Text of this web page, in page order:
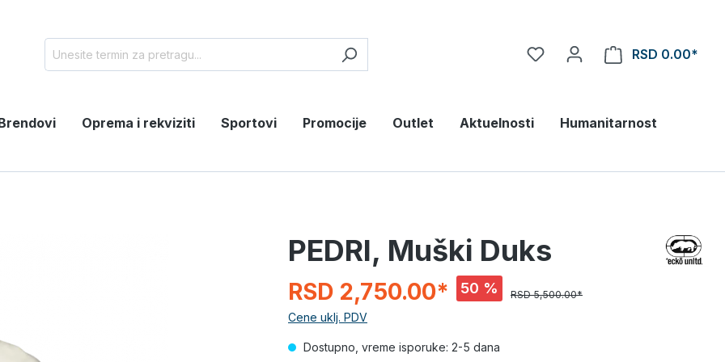
RSD 0.00*
Oprema i rekviziti Sportovi Promocije Outlet Aktuelnosti Humanitarnost
PEDRI, Muški Duks
RSD 2,750.00* 50 % RSD 5,500.00*
Cene uklj. PDV
Dostupno, vreme isporuke: 2-5 dana